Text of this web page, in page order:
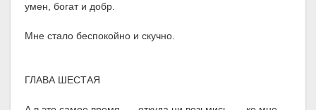
умен, богат и добр.
Мне стало беспокойно и скучно.
ГЛАВА ШЕСТАЯ